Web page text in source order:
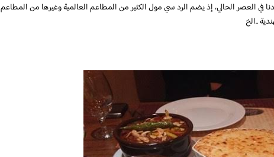
في العصر الحالي، إذ يضم الرد سي مول الكثير من المطاعم العالمية وغيرها من المطاعم
..الخ